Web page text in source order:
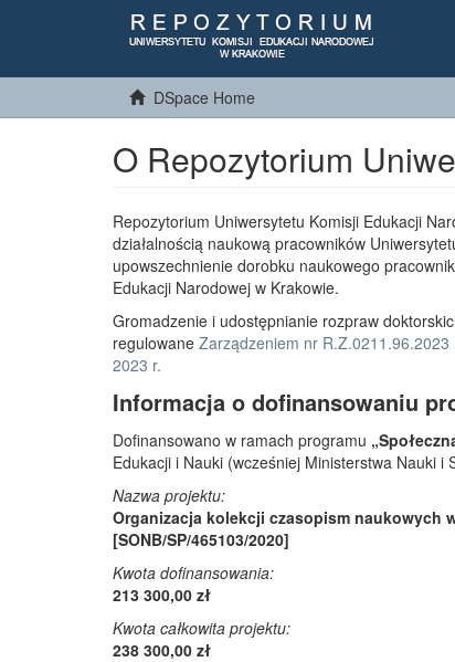
DSpace Home
O Repozytorium
Repozytorium Uniwersytetu Komisji Edukacji
działalnością naukową pracowników
upowszechnienie dorobku naukowego
Edukacji Narodowej w Krakowie.
Gromadzenie i udostępnianie rozpraw
regulowane Zarządzeniem nr
2023 r.
Informacja o dofinansowaniu
Dofinansowano w ramach programu
Edukacji i Nauki (wcześniej Ministerstwa Nauki i
Nazwa projektu:
Organizacja kolekcji czasopism naukowych
[SONB/SP/465103/2020]
Kwota dofinansowania:
213 300,00 zł
Kwota całkowita projektu:
238 300,00 zł